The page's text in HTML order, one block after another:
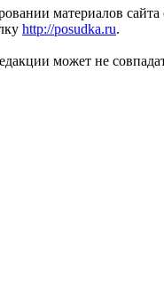
материалов сайта
http://posudka.ru.
может не